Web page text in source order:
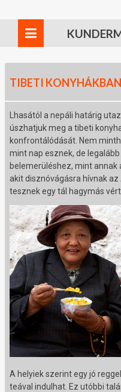
TIBETI KONYHÁKBAN
Lhasától a nepáli határig
úszhatjuk meg a tibeti
konfrontálódását. Nem
mint nap esznek, de
belemerüléshez, mint
akit disznóvágásra hívnak
tesznek egy tál hagymás
A helyiek szerint egy jó
teával indulhat. Ez utóbbi